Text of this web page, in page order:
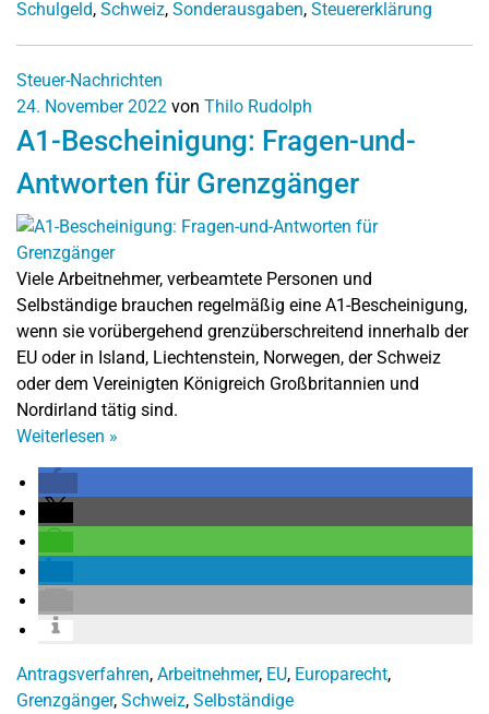
Schulgeld, Schweiz, Sonderausgaben, Steuererklärung
Steuer-Nachrichten
24. November 2022 von Thilo Rudolph
A1-Bescheinigung: Fragen-und-
Antworten für Grenzgänger
Viele Arbeitnehmer, verbeamtete Personen und
Selbständige brauchen regelmäßig eine A1-Bescheinigung,
wenn sie vorübergehend grenzüberschreitend innerhalb der
EU oder in Island, Liechtenstein, Norwegen, der Schweiz
oder dem Vereinigten Königreich Großbritannien und
Nordirland tätig sind.
Weiterlesen »
Antragsverfahren, Arbeitnehmer, EU, Europarecht,
Grenzgänger, Schweiz, Selbständige